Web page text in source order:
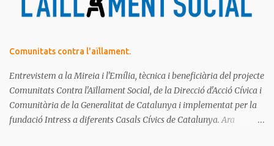
Comunitats contra l'aïllament.
Entrevistem a la Mireia i l'Emília, tècnica i beneficiària del projecte
Comunitats Contra l'Aïllament Social, de la Direcció d'Acció Cívica i
Comunitària de la Generalitat de Catalunya i implementat per la
fundació Intress a diferents Casals Cívics de Catalunya. Ara